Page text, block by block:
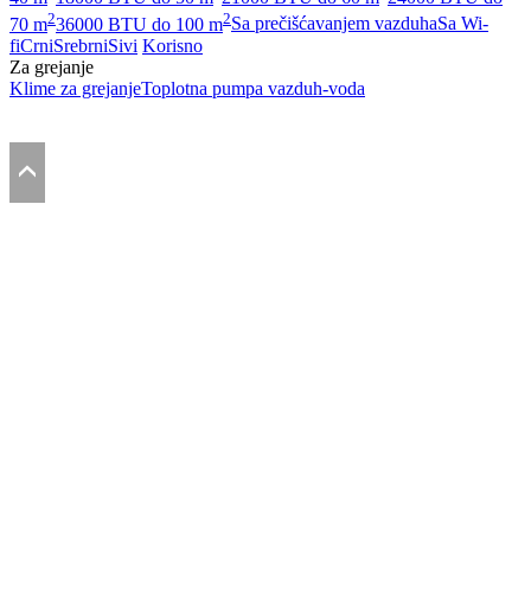
70 m236000 BTU do 100 m2Sa prečišćavanjem vazduhaSa Wi-
fiCrniSrebrniSivi Korisno
Za grejanje
Klime za grejanjeToplotna pumpa vazduh-voda